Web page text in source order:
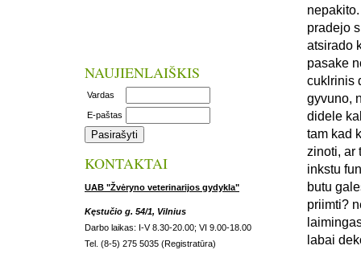
NAUJIENLAIŠKIS
Vardas
E-paštas
KONTAKTAI
UAB "Žvėryno veterinarijos gydykla"
Kęstučio g. 54/1, Vilnius
Darbo laikas: I-V 8.30-20.00; VI 9.00-18.00
Tel. (8-5) 275 5035 (Registratūra)
pradejo
atsirado
pasake
cuklrinis
gyvuno,
didele
tam kad
zinoti, ar
inkstu
butu
priimti?
labai